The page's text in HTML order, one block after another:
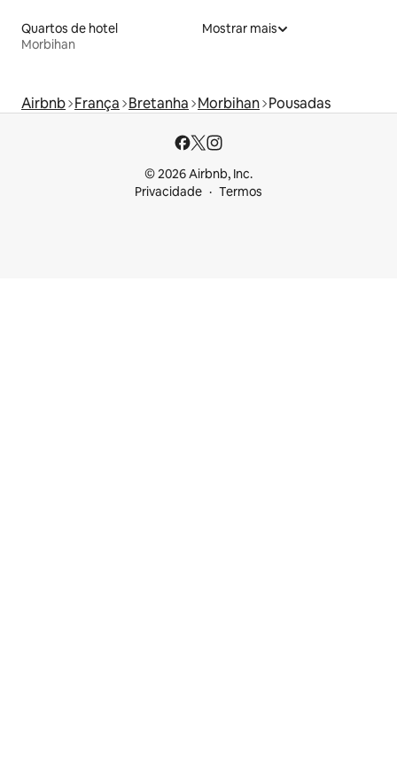
Quartos de hotel
Morbihan
Mostrar mais
Airbnb França Bretanha Morbihan Pousadas
© 2026 Airbnb, Inc.
Privacidade
Termos